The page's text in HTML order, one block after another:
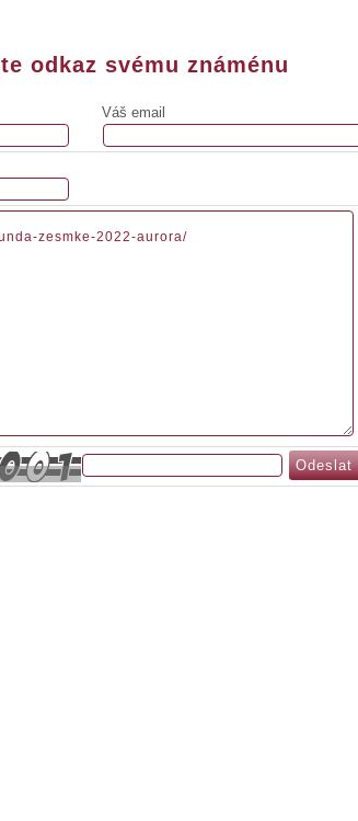
odkaz svému známénu
Váš email